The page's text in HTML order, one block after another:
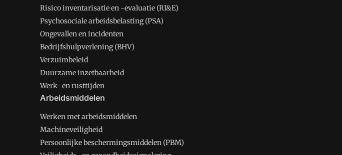
Risico inventarisatie en -evaluatie (RI&E)
Psychosociale arbeidsbelasting (PSA)
Ongevallen en incidenten
Bedrijfshulpverlening (BHV)
Verzuimbeleid
Duurzame inzetbaarheid
Werk- en rusttijden
Arbeidsmiddelen
Werken met arbeidsmiddelen
Machineveiligheid
Persoonlijke beschermingsmiddelen (PBM)